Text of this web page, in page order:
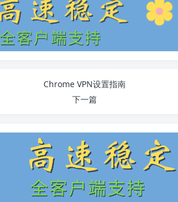
Chrome VPN设置指南
下一篇